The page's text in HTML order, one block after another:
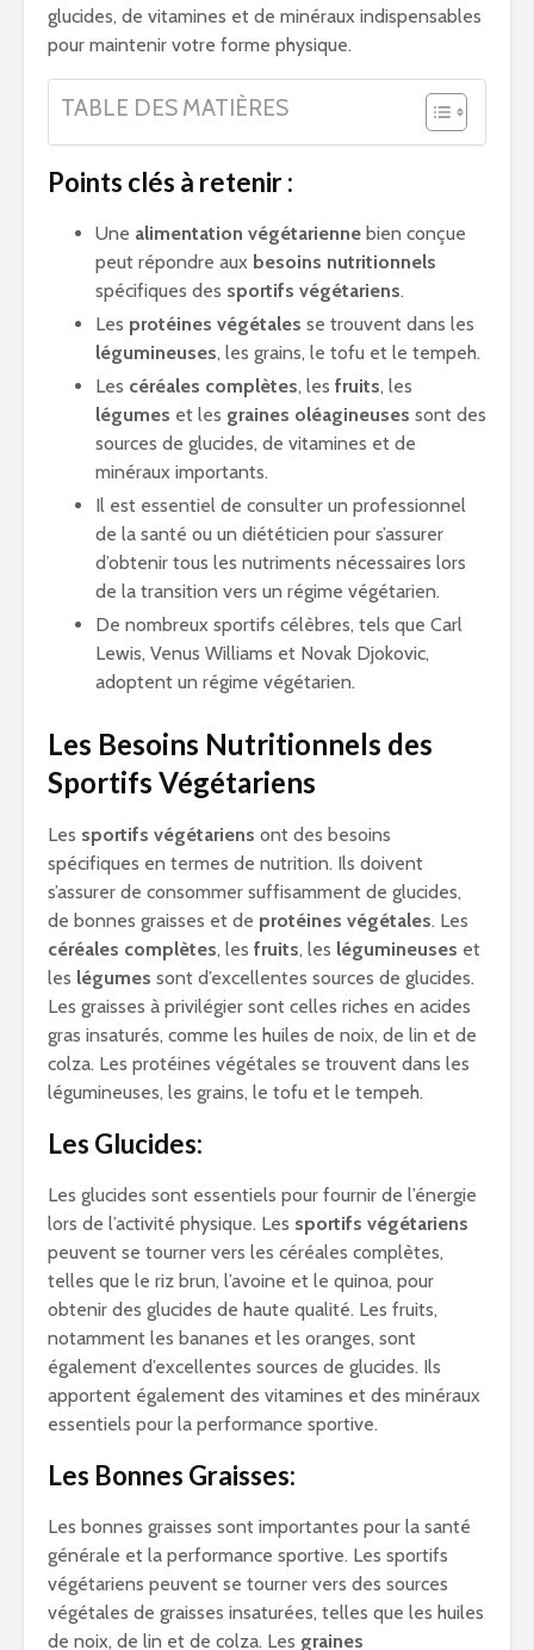
glucides, de vitamines et de minéraux indispensables
pour maintenir votre forme physique.
TABLE DES MATIÈRES
Points clés à retenir :
Une alimentation végétarienne bien conçue
peut répondre aux besoins nutritionnels
spécifiques des sportifs végétariens.
Les protéines végétales se trouvent dans les
légumineuses, les grains, le tofu et le tempeh.
Les céréales complètes, les fruits, les
légumes et les graines oléagineuses sont des
sources de glucides, de vitamines et de
minéraux importants.
Il est essentiel de consulter un professionnel
de la santé ou un diététicien pour s’assurer
d’obtenir tous les nutriments nécessaires lors
de la transition vers un régime végétarien.
De nombreux sportifs célèbres, tels que Carl
Lewis, Venus Williams et Novak Djokovic,
adoptent un régime végétarien.
Les Besoins Nutritionnels des
Sportifs Végétariens
Les sportifs végétariens ont des besoins
spécifiques en termes de nutrition. Ils doivent
s’assurer de consommer suffisamment de glucides,
de bonnes graisses et de protéines végétales. Les
céréales complètes, les fruits, les légumineuses et
les légumes sont d’excellentes sources de glucides.
Les graisses à privilégier sont celles riches en acides
gras insaturés, comme les huiles de noix, de lin et de
colza. Les protéines végétales se trouvent dans les
légumineuses, les grains, le tofu et le tempeh.
Les Glucides:
Les glucides sont essentiels pour fournir de l’énergie
lors de l’activité physique. Les sportifs végétariens
peuvent se tourner vers les céréales complètes,
telles que le riz brun, l’avoine et le quinoa, pour
obtenir des glucides de haute qualité. Les fruits,
notamment les bananes et les oranges, sont
également d’excellentes sources de glucides. Ils
apportent également des vitamines et des minéraux
essentiels pour la performance sportive.
Les Bonnes Graisses:
Les bonnes graisses sont importantes pour la santé
générale et la performance sportive. Les sportifs
végétariens peuvent se tourner vers des sources
végétales de graisses insaturées, telles que les huiles
de noix, de lin et de colza. Les graines